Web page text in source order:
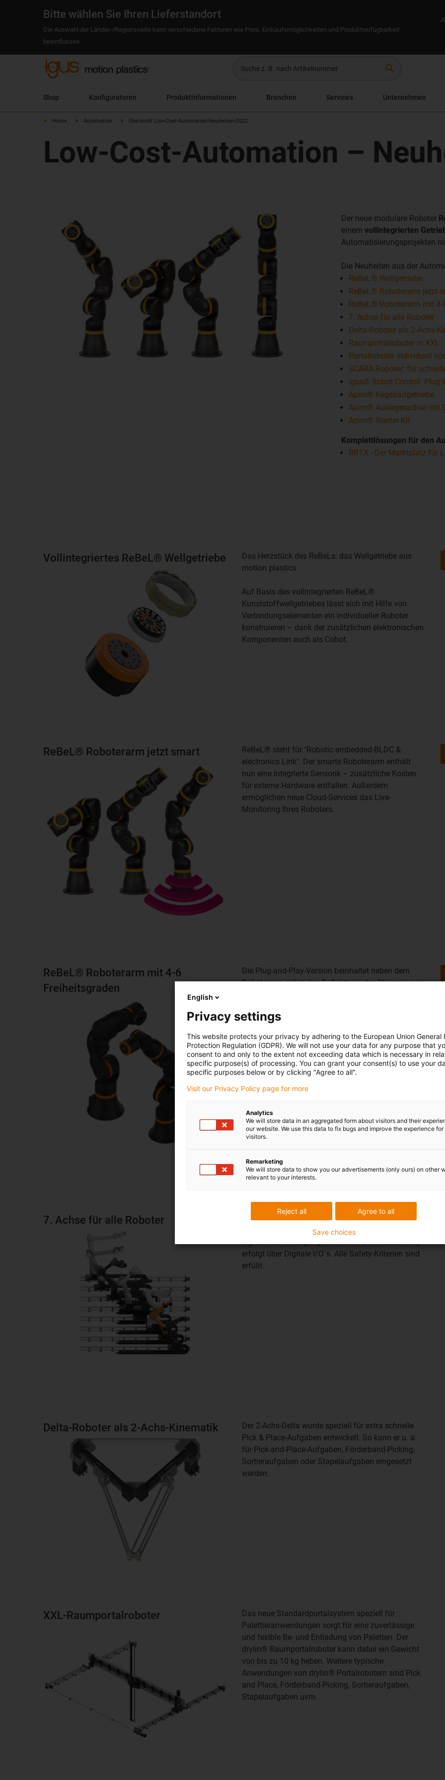
Bitte wählen Sie Ihren Lieferstandort
Die Auswahl der Länder-/Regionsseite kann verschiedene Faktoren wie Preis, Einkaufsmöglichkeiten und Produktverfügbarkeit
beeinflussen.
search
Shop Konfiguratoren Produktinformationen Branchen Services Unternehmen
Home Automation Übersicht Low-Cost-Automation-Neuheiten-2022
Low-Cost-Automation –
Der neue modulare Roboter
einem vollintegrierten
Automatisierungsprojekten
Die Neuheiten aus der
ReBeL® Wellgetriebe
ReBeL® Roboterarm jetzt
ReBeL® Roboterarm mit 4-
7. Achse für alle Roboter
Delta-Roboter als 2-Achs-
Raumportalroboter in XXL
Portalroboter individuell
SCARA Roboter: für
igus® Robot Control: Plug
Apiro® Kegelradgetriebe
Apiro® Auslegerachse mit
Apiro® Starter-Kit
Komplettlösungen für den
RBTX - Der Marktplatz für
Vollintegriertes ReBeL® Wellgetriebe
Das Herzstück des ReBeLs: das Wellgetriebe aus
motion plastics
Auf Basis des vollintegrierten ReBeL®
Kunststoffwellgetriebes lässt sich mit Hilfe von
Verbindungselementen ein individueller Roboter
konstruieren – dank der zusätzlichen elektronischen
Komponenten auch als Cobot.
ReBeL® Roboterarm jetzt smart
ReBeL® steht für "Robotic embedded-BLDC &
electronics Link". Der smarte Roboterarm enthält
nun eine integrierte Sensorik – zusätzliche Kosten
für externe Hardware entfallen. Außerdem
ermöglichen neue Cloud-Services das Live-
Monitoring Ihres Roboters.
ReBeL® Roboterarm mit 4-6
Freiheitsgraden
Die Plug-and-Play-Version beinhaltet neben dem
Roboterarm mit in den Fuß integrierter Steuerung ein
Source-Variante entfallen Robotersteuerung, Netzteil
angesprochen werden.
7. Achse für alle Roboter
Mit dem 7. Achse-Kit lässt sich der Arbeitsraum von
gängigen Leichtbaurobotern im Handumdrehen über
digitale Ein-& Ausgänge erweitern. Die Ansteuerung
erfolgt über Digitale I/O´s. Alle Safety-Kriterien sind
erfüllt.
Delta-Roboter als 2-Achs-Kinematik
Der 2-Achs-Delta wurde speziell für extra schnelle
Pick & Place-Aufgaben entwickelt. So kann er u. a.
für Pick-and-Place-Aufgaben, Förderband-Picking,
Sortieraufgaben oder Stapelaufgaben eingesetzt
werden.
XXL-Raumportalroboter
Das neue Standardportalsystem speziell für
Palettieranwendungen sorgt für eine zuverlässige
und fexible Be- und Entladung von Paletten. Der
drylin® Raumportalroboter kann dabei ein Gewicht
von bis zu 10 kg heben. Weitere typische
Anwendungen von drylin® Portalrobotern sind Pick
and Place, Förderband-Picking, Sortieraufgaben,
Stapelaufgaben uvm.
English
Privacy settings
This website protects your privacy by adhering to the European Union General
Protection Regulation (GDPR). We will not use your data for any purpose that
consent to and only to the extent not exceeding data which is necessary in
specific purpose(s) of processing. You can grant your consent(s) to use your
specific purposes below or by clicking "Agree to all".
Visit our Privacy Policy page for more
Analytics
We will store data in an aggregated form about visitors and their
our website. We use this data to fix bugs and improve the experience for
visitors.
Remarketing
We will store data to show you our advertisements (only ours) on other
relevant to your interests.
Agree to all
Reject all
Save choices